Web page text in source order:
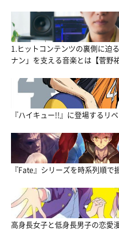
1.ヒットコンテンツの裏側に迫
ナン」を支える音楽とは【菅野祐
『ハイキュー!!』に登場するリ
『Fate』シリーズを時系列順で
高身長女子と低身長男子の恋愛